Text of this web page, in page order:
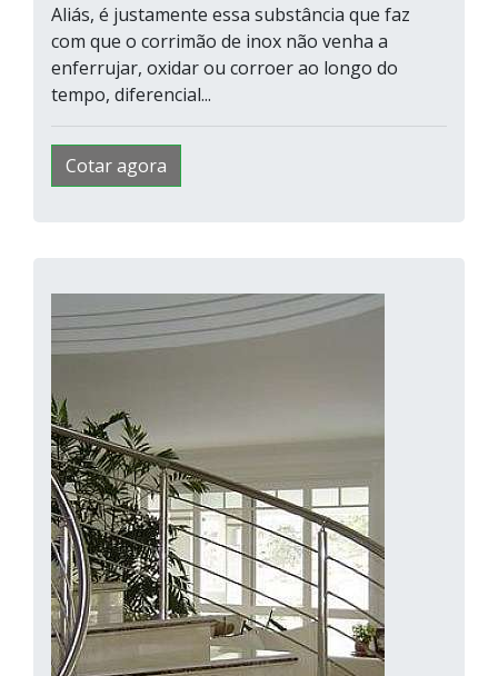
Aliás, é justamente essa substância que faz
com que o corrimão de inox não venha a
enferrujar, oxidar ou corroer ao longo do
tempo, diferencial...
Cotar agora